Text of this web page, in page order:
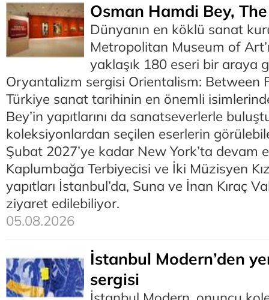
Osman Hamdi Bey,
Dünyanın en köklü sanat
Metropolitan Museum of
yaklaşık 180 eseri bir araya
Oryantalizm sergisi Orientalism: Between
Türkiye sanat tarihinin en önemli
Bey’in yapıtlarını da sanatseverlerle
koleksiyonlardan seçilen eserlerin
Şubat 2027’ye kadar New York’ta devam
Kaplumbağa Terbiyecisi ve İki Müzisyen
yapıtları İstanbul’da, Suna ve İnan Kıraç
ziyaret edilebiliyor.
05.08.2026
İstanbul Modern’den
sergisi